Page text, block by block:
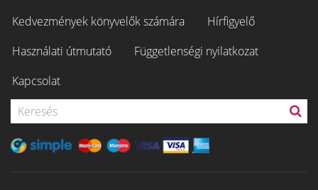
Kedvezmények könyvelők számára
Hírfigyelő
Használati útmutató
Függetlenségi nyilatkozat
Kapcsolat